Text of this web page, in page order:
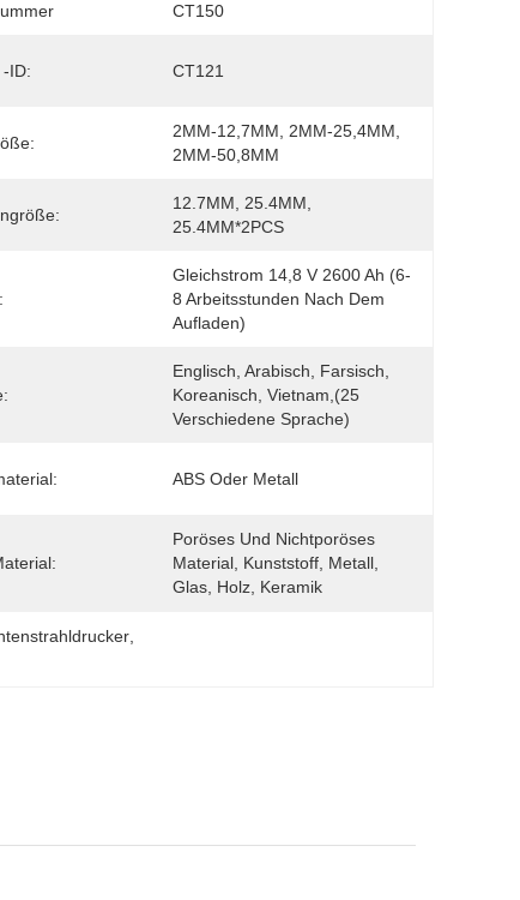
CT150
ID: CT121
2MM-12,7MM, 2MM-25,4MM,
2MM-50,8MM
12.7MM, 25.4MM,
25.4MM*2PCS
Gleichstrom 14,8 V 2600 Ah (6-
8 Arbeitsstunden Nach Dem
Aufladen)
Englisch, Arabisch, Farsisch,
Koreanisch, Vietnam,(25
Verschiedene Sprache)
ABS Oder Metall
Poröses Und Nichtporöses
Material, Kunststoff, Metall,
Glas, Holz, Keramik